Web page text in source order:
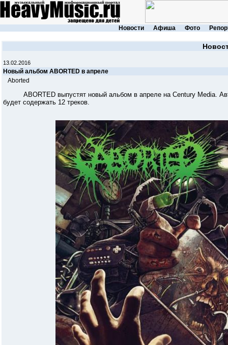
Новости Афиша Фото
13.02.2016
Новый альбом ABORTED в апреле
Aborted
ABORTED выпустят новый альбом в апреле на Century Media.
будет содержать 12 треков.